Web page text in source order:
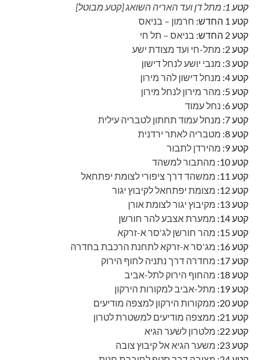
קטע 1:
מתל דן ועד האריה השואג [קטע מבוטל]
קטע 1 החדש:
חרמון – בניאס
קטע 2 החדש:
בניאס – תל חי
קטע 2:
מתל-חי ועד מצודת ישע
קטע 3:
מנבי יושע לנחל דישון
קטע 4:
מנחל דישון להר מירון
קטע 5:
מהר מירון לנחל מירון
קטע 6:
נחל עמוד
קטע 7:
מנחל עמוד תחתון לטבריה עילית
קטע 8:
מטבריה לאתר ירדנית
קטע 9:
מהירדן לתבור
קטע 10:
מהתבור למשהד
קטע 11:
ממשהד דרך ציפורי לצומת יפתחאל
קטע 12:
מצומת יפתחאל לקיבוץ יגור
קטע 13:
מקיבוץ יגור לצומת אורן
קטע 14:
ממערת אצבע להר חורשן
קטע 15:
מהר חורשן לג'סר א-זרקא
קטע 16:
מג'סר א-זרקא לתחנת הרכבת בחדרה
קטע 17:
מחדרה דרך נתניה לחוף הירוק
קטע 18:
מהחוף הירוק לתל-אביב
קטע 19:
מתל-אביב למקורות הירקון
קטע 20:
ממקורות הירקון למצפה מודיעים
קטע 21:
ממצפה מודיעים למשטרת לטרון
קטע 22:
מלטרון לשער הגיא
קטע 23:
משער הגיא אל קיבוץ צובה